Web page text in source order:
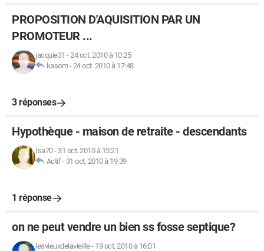
PROPOSITION D'AQUISITION PAR UN
PROMOTEUR ...
jacquie31 -24 oct. 2010 à 10:25
kasom-24 oct. 2010 à 17:48
3 réponses
Hypothèque - maison de retraite - descendants
Isa70- 31 oct. 2010 à 15:21
Actif- 31 oct. 2010 à 19:39
1 réponse
on ne peut vendre un bien ss fosse septique?
lesvieuxdelavieille- 19 oct. 2010 à 16:01